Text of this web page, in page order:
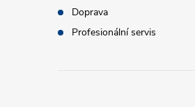
Doprava
Profesionální servis